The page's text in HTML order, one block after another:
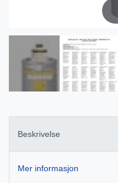
Beskrivelse
Mer informasjon